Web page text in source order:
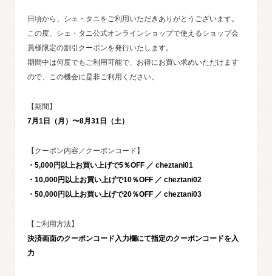
日頃から、シェ・タニをご利用いただきありがとうございます。
この度、シェ・タニ公式オンラインショップで使えるショップ会
員様限定の割引クーポンを発行いたします。
期間中は何度でもご利用可能で、お得にお買い求めいただけます
ので、この機会に是非ご利用ください。
【期間】
7月1日（月）〜8月31日（土）
【クーポン内容／クーポンコード】
・5,000円以上お買い上げで5％OFF ／ cheztani01
・10,000円以上お買い上げで10％OFF ／ cheztani02
・50,000円以上お買い上げで20％OFF ／ cheztani03
【ご利用方法】
決済画面のクーポンコード入力欄にて指定のクーポンコードを入
力